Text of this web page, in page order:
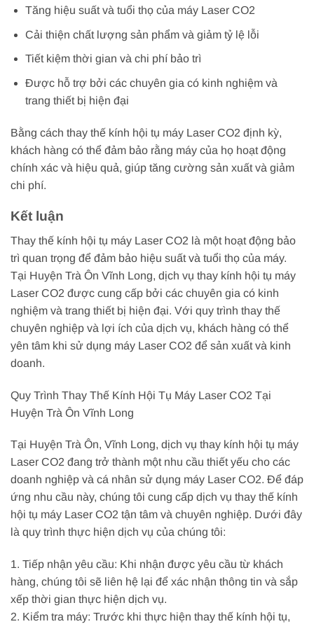
Tăng hiệu suất và tuổi thọ của máy Laser CO2
Cải thiện chất lượng sản phẩm và giảm tỷ lệ lỗi
Tiết kiệm thời gian và chi phí bảo trì
Được hỗ trợ bởi các chuyên gia có kinh nghiệm và
trang thiết bị hiện đại
Bằng cách thay thế kính hội tụ máy Laser CO2 định kỳ,
khách hàng có thể đảm bảo rằng máy của họ hoạt động
chính xác và hiệu quả, giúp tăng cường sản xuất và giảm
chi phí.
Kết luận
Thay thế kính hội tụ máy Laser CO2 là một hoạt động bảo
trì quan trọng để đảm bảo hiệu suất và tuổi thọ của máy.
Tại Huyện Trà Ôn Vĩnh Long, dịch vụ thay kính hội tụ máy
Laser CO2 được cung cấp bởi các chuyên gia có kinh
nghiệm và trang thiết bị hiện đại. Với quy trình thay thế
chuyên nghiệp và lợi ích của dịch vụ, khách hàng có thể
yên tâm khi sử dụng máy Laser CO2 để sản xuất và kinh
doanh.
Quy Trình Thay Thế Kính Hội Tụ Máy Laser CO2 Tại
Huyện Trà Ôn Vĩnh Long
Tại Huyện Trà Ôn, Vĩnh Long, dịch vụ thay kính hội tụ máy
Laser CO2 đang trở thành một nhu cầu thiết yếu cho các
doanh nghiệp và cá nhân sử dụng máy Laser CO2. Để đáp
ứng nhu cầu này, chúng tôi cung cấp dịch vụ thay thế kính
hội tụ máy Laser CO2 tận tâm và chuyên nghiệp. Dưới đây
là quy trình thực hiện dịch vụ của chúng tôi:
1. Tiếp nhận yêu cầu: Khi nhận được yêu cầu từ khách
hàng, chúng tôi sẽ liên hệ lại để xác nhận thông tin và sắp
xếp thời gian thực hiện dịch vụ.
2. Kiểm tra máy: Trước khi thực hiện thay thế kính hội tụ,